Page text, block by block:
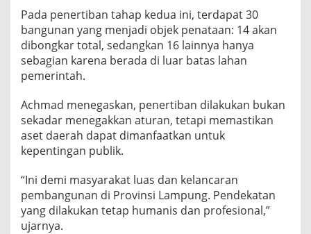
Pada penertiban tahap kedua ini, terdapat 30
bangunan yang menjadi objek penataan: 14 akan
dibongkar total, sedangkan 16 lainnya hanya
sebagian karena berada di luar batas lahan
pemerintah.
Achmad menegaskan, penertiban dilakukan bukan
sekadar menegakkan aturan, tetapi memastikan
aset daerah dapat dimanfaatkan untuk
kepentingan publik.
“Ini demi masyarakat luas dan kelancaran
pembangunan di Provinsi Lampung. Pendekatan
yang dilakukan tetap humanis dan profesional,”
ujarnya.